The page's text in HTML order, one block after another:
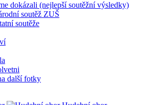
dokázali (nejlepší soutěžní výsledky)
soutěž ZUŠ
soutěže
další fotky